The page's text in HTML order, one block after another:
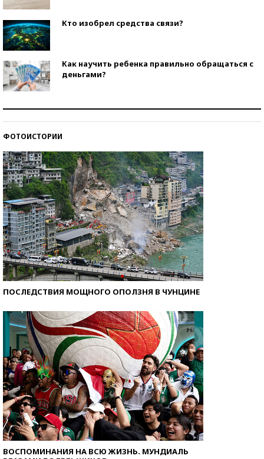
Кто изобрел средства связи?
Как научить ребенка правильно обращаться с
деньгами?
ФОТОИСТОРИИ
ПОСЛЕДСТВИЯ МОЩНОГО ОПОЛЗНЯ В ЧУНЦИНЕ
ВОСПОМИНАНИЯ НА ВСЮ ЖИЗНЬ. МУНДИАЛЬ